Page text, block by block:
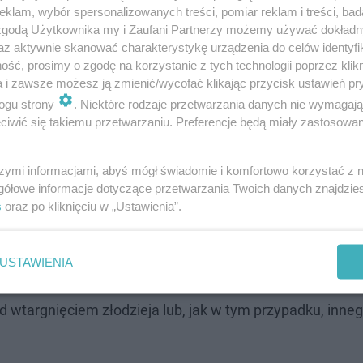
szybko wyjaśnili zagadkę
który jednak zamieszkiwał sąsiednią klatkę
zaskoczony całą sytuacją, co właścicielka lokalu. Po
i spokojnie udał się do swojego mieszkania.
sprawdzą na wirtualnej mapie, gdzie …
przypominają o podstawowych zasadach
złodzieja lub, jak w tym przypadku,
wybór spersonalizowanych treści, pomiar reklam i treści,
Użytkownika my i Zaufani Partnerzy możemy używać
aktywnie skanować charakterystykę urządzenia do celów
prosimy o zgodę na korzystanie z tych technologii poprzez
i zawsze możesz ją zmienić/wycofać klikając przycisk ustawień
strony
. Niektóre rodzaje przetwarzania danych nie
się takiemu przetwarzaniu. Preferencje będą miały
informacjami, abyś mógł świadomie i komfortowo korzystać z
informacje dotyczące przetwarzania Twoich danych
oraz po kliknięciu w „Ustawienia”.
USTAWIENIA